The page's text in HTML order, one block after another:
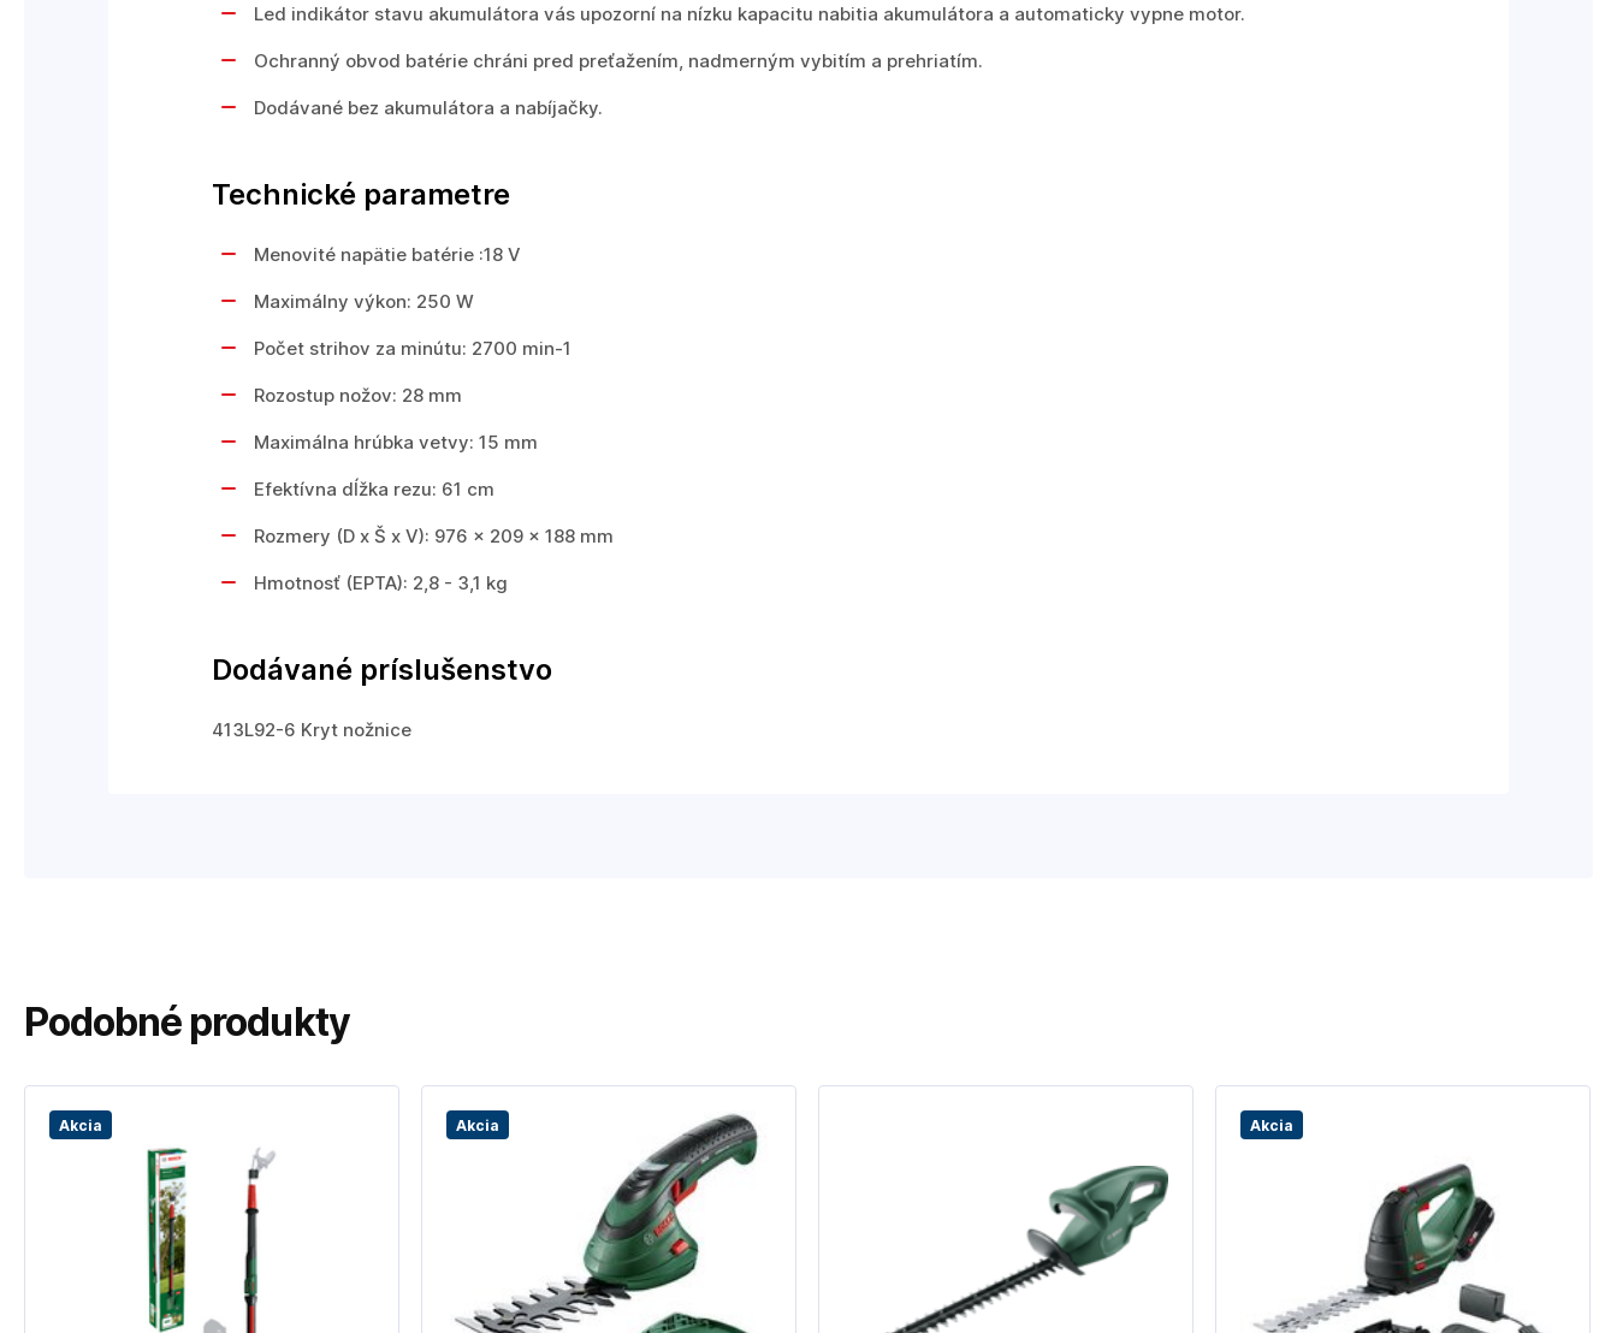
Led indikátor stavu akumulátora vás upozorní na nízku kapacitu nabitia akumulátora a automaticky vypne motor.
Ochranný obvod batérie chráni pred preťažením, nadmerným vybitím a prehriatím.
Dodávané bez akumulátora a nabíjačky.
Technické parametre
Menovité napätie batérie :18 V
Maximálny výkon: 250 W
Počet strihov za minútu: 2700 min-1
Rozostup nožov: 28 mm
Maximálna hrúbka vetvy: 15 mm
Efektívna dĺžka rezu: 61 cm
Rozmery (D x Š x V): 976 x 209 x 188 mm
Hmotnosť (EPTA): 2,8 - 3,1 kg
Dodávané príslušenstvo
413L92-6 Kryt nožnice
Podobné produkty
Akcia Akcia Akcia